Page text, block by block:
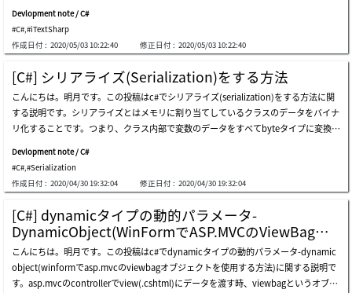
ます。一応、私のosは64ビットなので64ビットで作成します。 32ビットも作成方法
も同じです。windowデザインフォームの隣のtoolbarをみればgecko-browserコン
トロールができたことを確認できます。このwindowsフォームにdrap＆dropした後
でプロパティのdockをfillに合わせています。これからfirefox.dllファイルを注入する
必要があります。右program.csファイルを開いて,下記のソースを追加します。そし
て右のform1.csファイルを右クリックしをして、ソースビューでソースを開きます。
上みたいにスクレイピングソースを作成しました。結果みたいにスクレイピングにな
ったことを確認できます。-- もしエラーが発生する場合 -- 1. 64ビットに設定して
も64ビットでできない場合があります。デバッグ設定をx64に変更すれば解決できま
す。デバッグのpropertyメニューを開きます。メニューのbuildタブでプラットフォ
ームをx64に変更すると解決できます。2. dllファイルを読み込めませんというエラー
メッセージが発生する可能性があります。この場合はd
イプで出力したい場合はpdfを利用します。c#でpdfを出力するために提供するオー
プンライブラリはitextsharpがあります。itextsharpを使うためにnugetを利用して
ダウンロードして連携します。itextsharpライブラリを連携したらソースを作成して
pdfを出力しましょう。上のhtmlからファイルを生成することまで下記の流れになり
ます。「filestream -&gt; pdfwriter取得 -&gt; pdfwriterpipeline生成 -&gt; htmlpip
eline生成 -&gt; cssresolverpipeline生成 -&gt; xmlworker生成 -&gt; xmlparser生成 -
&gt; xmlparserによってhtmlをpdfに変換する。」ということになります。上のcssフ
ァイルを実行するデバッグフォルダに置きます。実行すると「simple.pdf」というp
dfファイルが生成されます。結果は上のとおりに出ました。私は簡単にソースを作成
しましたが、少しhtml作成する部分とcssを紐づく部分を整理すると一般プロジェク
トにも十分に使えると思います。ここまでcでpdfを作成する方法(itextsharp)に関す
る説明でした。ご不明なところや間違いところがあればコメントしてください。
Devlopment note / C#
#C# #iTextSharp
作成日付 : 2020/05/03 10:22:40 修正日付 : 2020/05/03 10:22:40
[C#] シリアライズ(Serialization)をする方法
こんにちは。明月です。この投稿はc#でシリアライズ(serialization)をする方法に関
する説明です。シリアライズとはメモリに割り当てしているクラスのデータをバイナ
リ化することです。つまり、クラス内部で変数のデータをすべてbyteタイプに変換す
最近はシリアライズよりjsonタイプに変換してデータ化することがトレンドなので、
最近はよく使わないみたいです。link - [c#] newtonsoft.jsonライブラリを利用してj
sonデータ構造を扱う方法でも、newtonsoft.jsonを利用してデータをjsonタイプに
変換することはクラスのpublicタイプだけ変換するし、データをすべてstringタイプ
に変換するので、限界があります。シリアライズはpublicデータだけではなく、priv
ateも構造化するし、クラス自体をすべてbyteタイプに変換することなので、クラス
自体を格納することではよいです。でも、シリアライズも短所があります。バイナリ
化するので、当該なデータを人が読みにくいです。なのでメモ帳でデータ変更ができ
ないです。また、クラス自体を変換しましたから、クラスが変更がある場合に復元が
Devlopment note / C#
#C#,#Serialization
作成日付 : 2020/04/30 19:32:04 修正日付 : 2020/04/30 19:32:04
[C#] dynamicタイプの動的パラメータ-
DynamicObject(WinFormでASP.MVCのViewBagオ
ブジェクトを使用する方法)
こんにちは。明月です。この投稿はc#でdynamicタイプの動的パラメータ-dynamic
object(winformでasp.mvcのviewbagオブジェクトを使用する方法)に関する説明で
す。asp.mvcのcontrollerでview(.cshtml)にデータを渡す時、viewbagというオブジ